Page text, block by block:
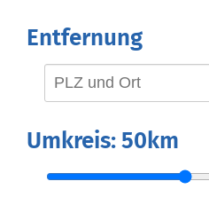
Entfernung
Umkreis: 50km